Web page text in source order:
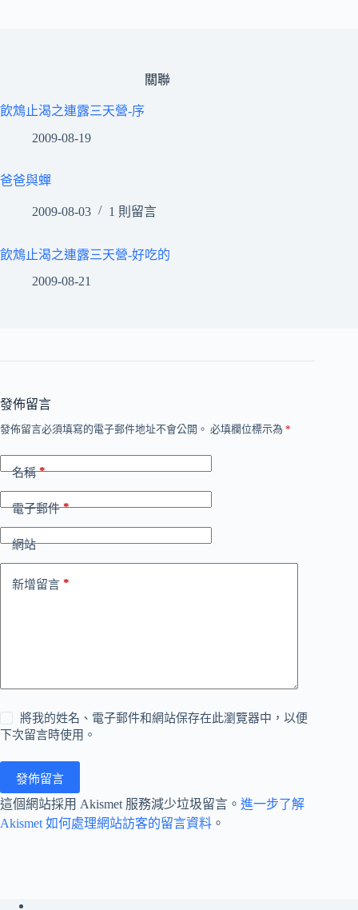
關聯
飲鴆止渴之連露三天營-序
2009-08-19
爸爸與蟬
2009-08-03 1 則留言
飲鴆止渴之連露三天營-好吃的
2009-08-21
發佈留言
發佈留言必須填寫的電子郵件地址不會公開。 必填欄位標示為 *
名稱*
電子郵件*
網站
新增留言 *
將我的姓名、電子郵件和網站保存在此瀏覽器中，以便
下次留言時使用。
發佈留言
這個網站採用 Akismet 服務減少垃圾留言。 進一步了解
Akismet 如何處理網站訪客的留言資料 。